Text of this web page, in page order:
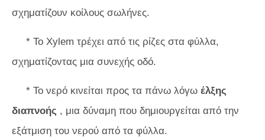
σχηματίζουν κοίλους σωλήνες.
* Το Xylem τρέχει από τις ρίζες στα φύλλα,
σχηματίζοντας μια συνεχής οδό.
* Το νερό κινείται προς τα πάνω λόγω έλξης
διαπνοής , μια δύναμη που δημιουργείται από την
εξάτμιση του νερού από τα φύλλα.